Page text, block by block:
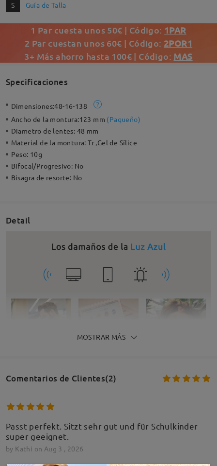
S Guía de Talla
1 Par cuesta unos 50€ | Código: 1PAR
2 Par cuestan unos 60€ | Código: 2POR1
3+ Más ahorro hasta 100€ | Código: MAS
Specificaciones
Dimensiones:48-16-138
Ancho de la montura:123 mm (Paqueño)
Diametro de lentes: 48 mm
Material de la montura:Tr ,Gel de Sílice
Peso: 10g
Bifocal/Progresivo: No
Bisagra de resorte: No
Detail
MOSTRAR MÁS
Comentarios de Clientes(2)
Passt perfekt. Sitzt sehr gut und für Schulkinder
super geeignet.
by Kathi on Aug 3 , 2026